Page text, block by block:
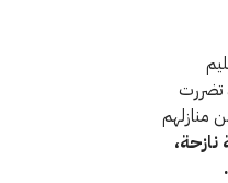
تضررت
منازلهم
أكثر من 16000 عائلة نازحة،